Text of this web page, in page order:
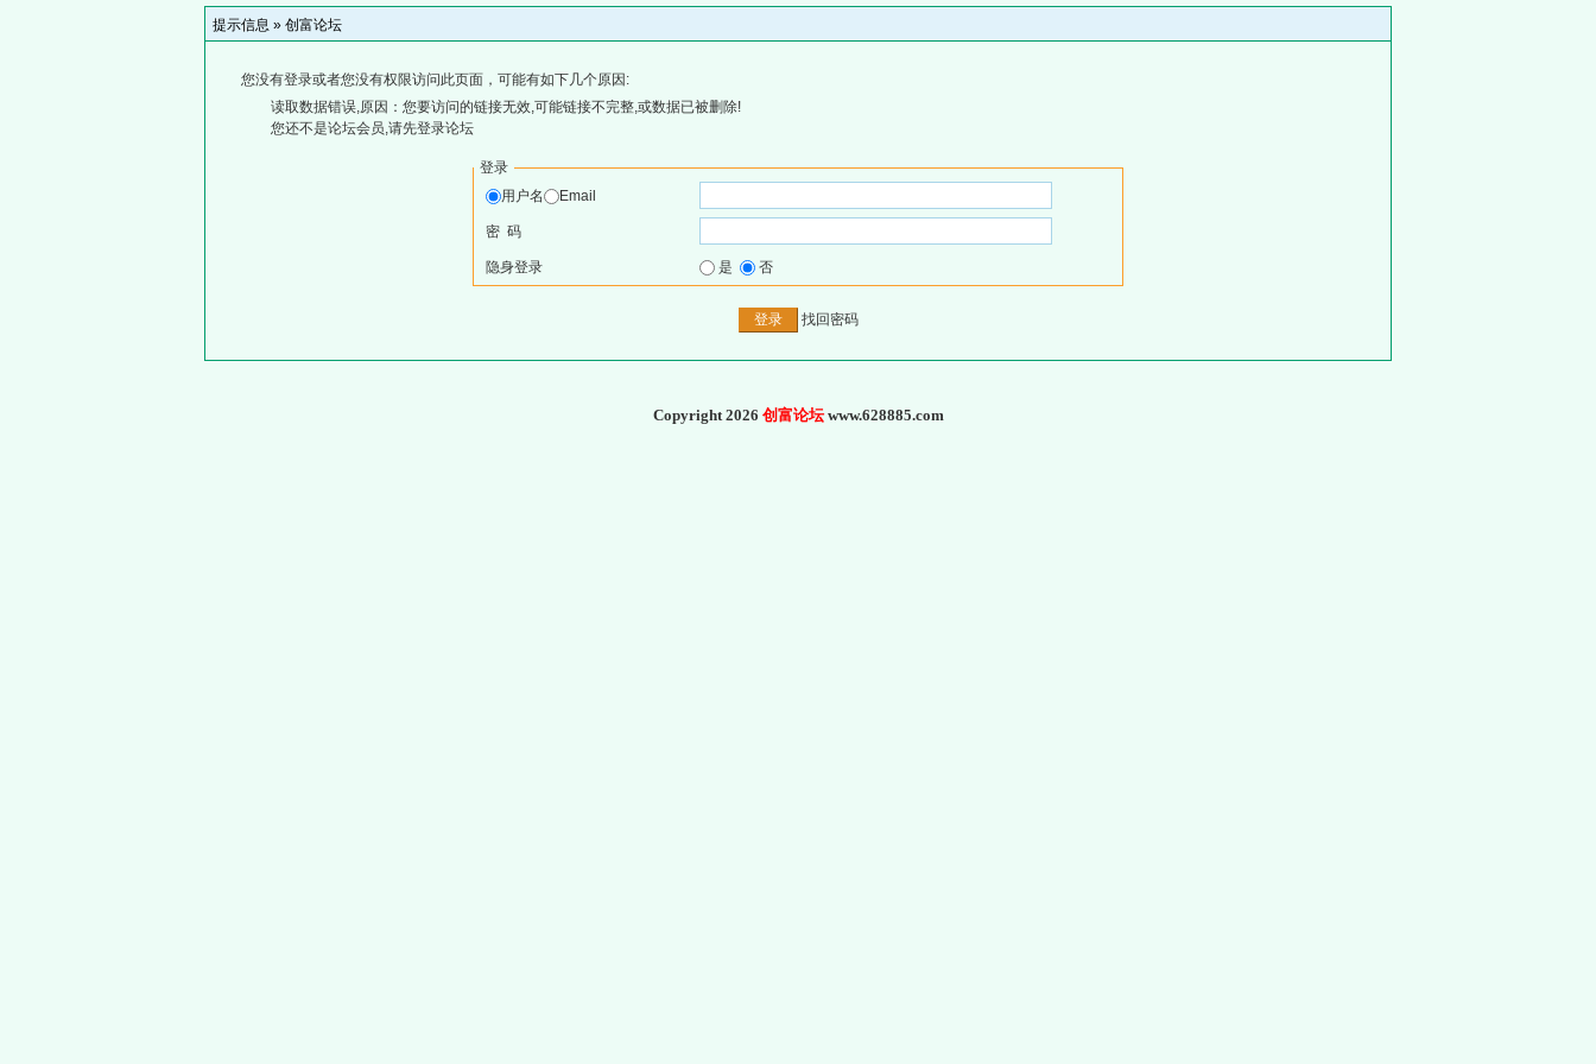
提示信息 » 创富论坛
您没有登录或者您没有权限访问此页面，可能有如下几个原因:
读取数据错误,原因：您要访问的链接无效,可能链接不完整,或数据已被删除!
您还不是论坛会员,请先登录论坛
登录
用户名
Email
密 码
隐身登录 是 否
找回密码
Copyright 2026 创富论坛www.628885.com